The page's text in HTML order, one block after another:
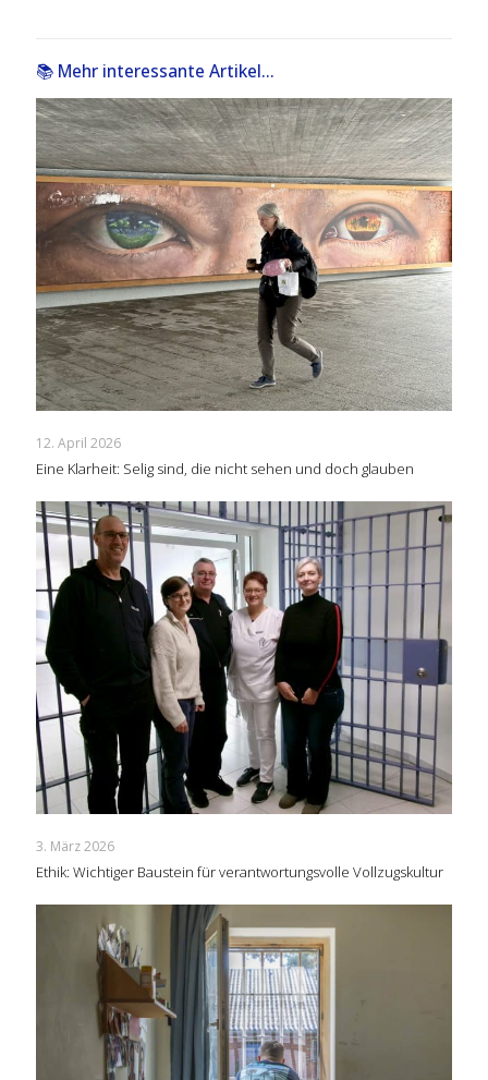
📚 Mehr interessante Artikel...
12. April 2026
Eine Klarheit: Selig sind, die nicht sehen und doch glauben
3. März 2026
Ethik: Wichtiger Baustein für verantwortungsvolle Vollzugskultur